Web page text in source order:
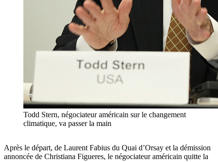
Todd Stern, négociateur américain sur le changement
climatique, va passer la main
Après le départ, de Laurent Fabius du Quai d’Orsay et la démission
annoncée de Christiana Figueres, le négociateur américain quitte la